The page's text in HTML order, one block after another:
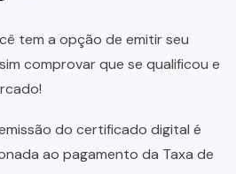
tem a opção de emitir seu
comprovar que se qualificou e
do certificado digital é
ao pagamento da Taxa de